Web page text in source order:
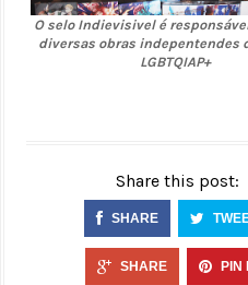
O selo Indievisivel é
diversas obras indepentendes
LGBTQIAP+
Share this post:
SHARE
SHARE PIN